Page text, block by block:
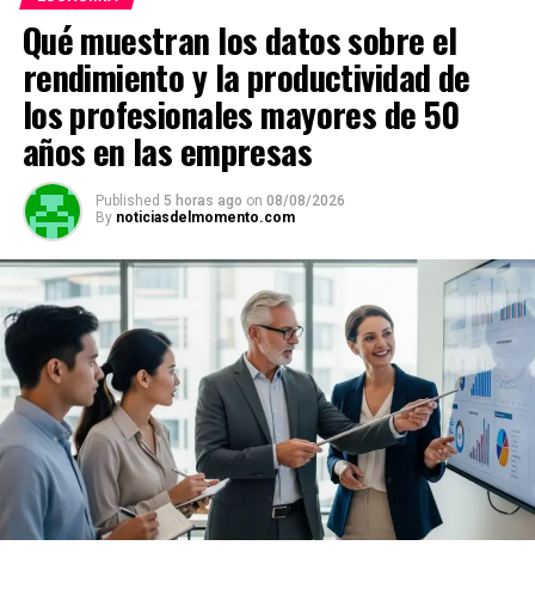
A
p
p
o
o
k
a
m
n
k
ar
tir
Qué muestran los datos sobre el
rendimiento y la productividad de
los profesionales mayores de 50
años en las empresas
Published 5 horas ago on 08/08/2026
By noticiasdelmomento.com